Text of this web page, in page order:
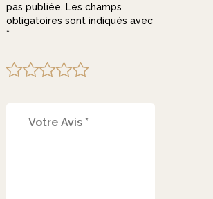
pas publiée. Les champs
obligatoires sont indiqués avec
*